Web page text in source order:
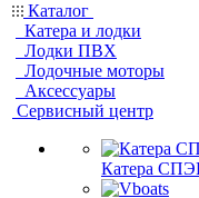
Каталог
Катера и лодки
Лодки ПВХ
Лодочные моторы
Аксессуары
Сервисный центр
Катера